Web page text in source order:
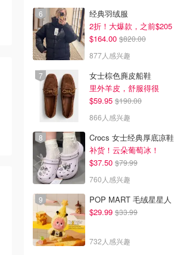
经典羽绒服
2折！大爆款，之前$205
$164.00 $820.00
877人感兴趣
女士棕色麂皮船鞋
里外羊皮，舒服得很
$59.95 $190.00
866人感兴趣
Crocs 女士经典厚底凉鞋
补货！云朵葡萄冰！
$37.50 $79.99
760人感兴趣
POP MART 毛绒星星人
$29.99 $33.99
732人感兴趣